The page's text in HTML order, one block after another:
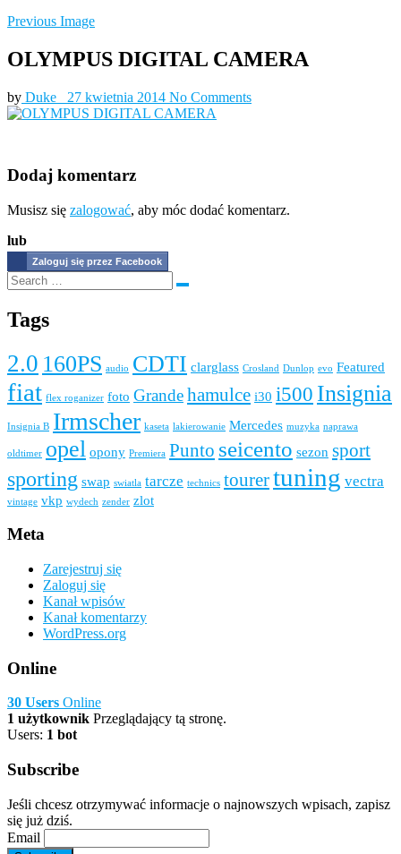
Previous Image
OLYMPUS DIGITAL CAMERA
by Duke_ 27 kwietnia 2014 No Comments
Dodaj komentarz
Musisz się zalogować, aby móc dodać komentarz.
lub
Zaloguj się przez Facebook
Tags
2.0 160PS audio CDTI clarglass Crosland Dunlop evo Featured
fiat flex roganizer foto Grandehamulce i30 i500 Insignia
Insignia B Irmscher kaseta lakierowanie Mercedes muzyka naprawa
oldtimer opel opony Premiera Punto seicento sezon sport
sporting swap swiatla tarcze technics tourertuning vectra
vintage vkp wydech zender zlot
Meta
Zarejestruj się
Zaloguj się
Kanał wpisów
Kanał komentarzy
WordPress.org
Online
30 Users Online
1 użytkownik Przeglądający tą stronę.
Users: 1 bot
Subscribe
Jeśli chcesz otrzymywać informacje o najnowszych wpisach, zapisz
się już dziś.
Email